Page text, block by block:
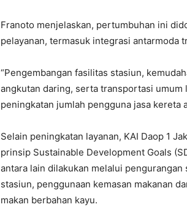
Franoto menjelaskan, pertumbuhan ini
pelayanan, termasuk integrasi antarmoda
“Pengembangan fasilitas stasiun,
angkutan daring, serta transportasi
peningkatan jumlah pengguna jasa kereta
Selain peningkatan layanan, KAI Daop 1
prinsip Sustainable Development Goals
antara lain dilakukan melalui
stasiun, penggunaan kemasan makanan
makan berbahan kayu.